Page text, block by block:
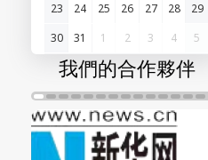
23
24 25 26 27 28
29
30
31 1 2 3 4 5
我們的合作夥伴